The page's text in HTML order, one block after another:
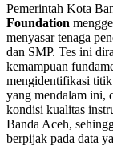
Pemerintah Kota
Foundation
menyasar tenaga
dan SMP. Tes ini
kemampuan
mengidentifikasi titik
yang mendalam ini,
kondisi kualitas
Banda Aceh,
berpijak pada data